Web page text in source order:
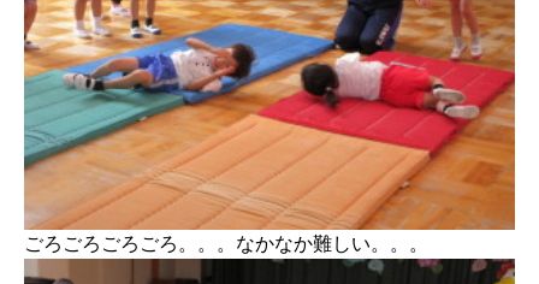
ごろごろごろごろ。。。なかなか難しい。。。